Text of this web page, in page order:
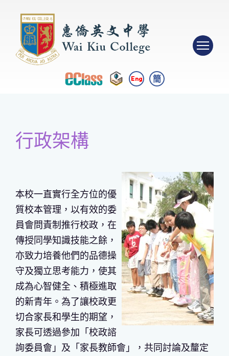
Eng 簡
行政架構
本校一直實行全方位的優
質校本管理，以有效的委
員會問責制推行校政，在
傳授同學知識技能之餘，
亦致力培養他們的品德操
守及獨立思考能力，使其
成為心智健全、積極進取
的新青年。為了讓校政更
切合家長和學生的期望，
家長可透過參加「校政諮
詢委員會」及「家長教師會」，共同討論及釐定